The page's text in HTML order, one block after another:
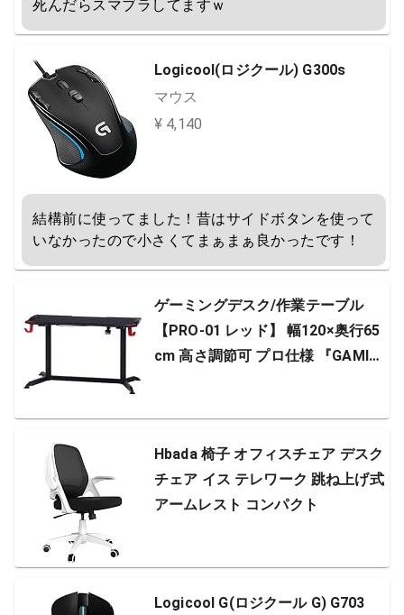
死んだらスマブラしてますｗ
Logicool(ロジクール) G300s
マウス
¥ 4,140
結構前に使ってました！昔はサイドボタンを使って
いなかったので小さくてまぁまぁ良かったです！
ゲーミングデスク/作業テーブル
【PRO-01 レッド】 幅120×奥行65
cm 高さ調節可 プロ仕様 『GAMIN
Hbada 椅子 オフィスチェア デスク
チェア イス テレワーク 跳ね上げ式
アームレスト コンパクト
Logicool G(ロジクール G) G703